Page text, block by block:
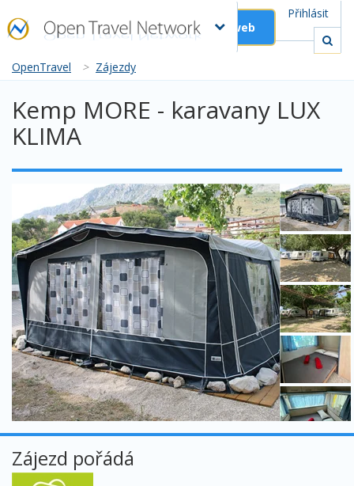
Přihlásit
Založit web
OpenTravel > Zájezdy
Kemp MORE - karavany LUX
KLIMA
Zájezd pořádá